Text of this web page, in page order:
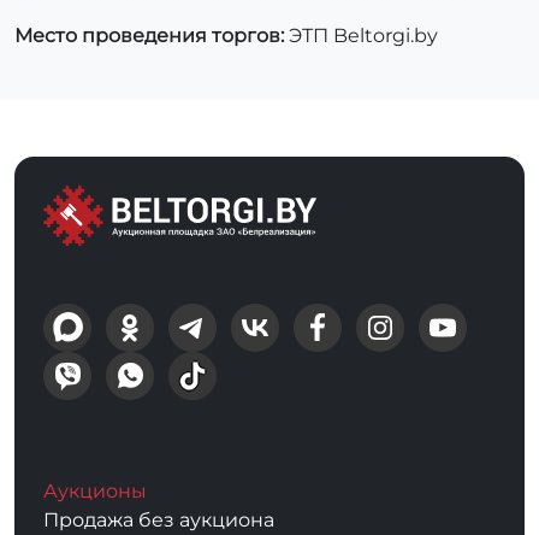
Место проведения торгов:ЭТП Beltorgi.by
Аукционы
Продажа без аукциона